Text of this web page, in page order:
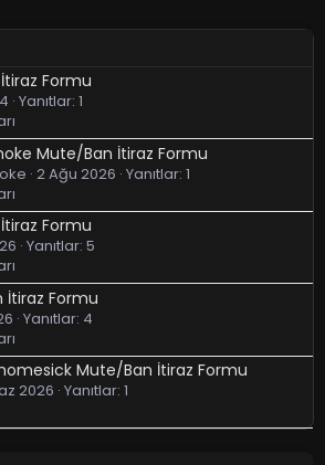
Formu
Yanıtlar: 1
Mute/Ban İtiraz Formu
2 Ağu 2026 Yanıtlar: 1
Formu
Yanıtlar: 5
Formu
Yanıtlar: 4
Mute/Ban İtiraz Formu
2026 Yanıtlar: 1